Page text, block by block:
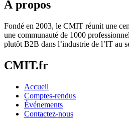
À propos
Fondé en 2003, le CMIT réunit une
une communauté de 1000
plutôt B2B dans l’industrie de l’IT au
CMIT.fr
Accueil
Comptes-rendus
Événements
Contactez-nous